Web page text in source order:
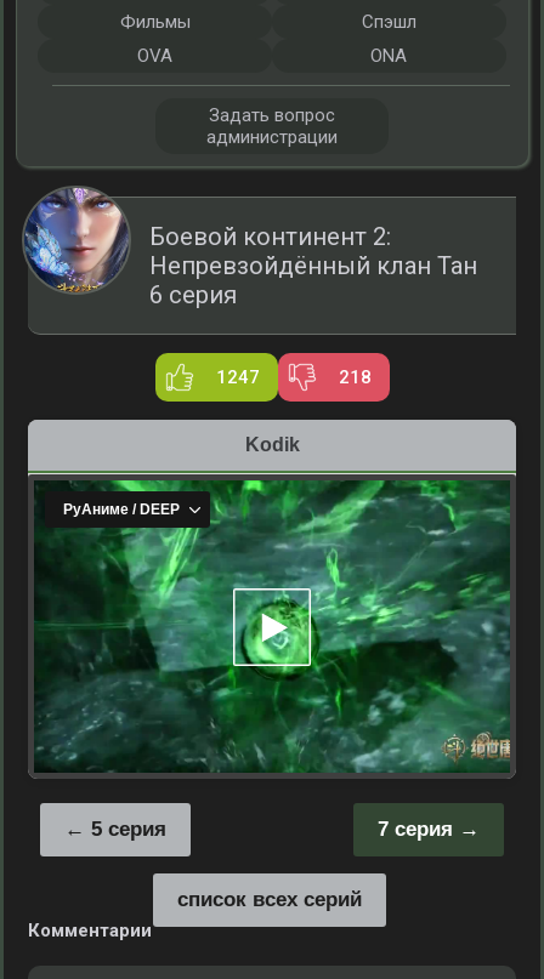
Боевой континент 2:
Непревзойдённый клан Тан
6 серия
1247 218
Kodik
7 серия
5 серия
список всех серий
Комментарии
Фильмы
Спэшл
OVA
ONA
Задать вопрос
администрации